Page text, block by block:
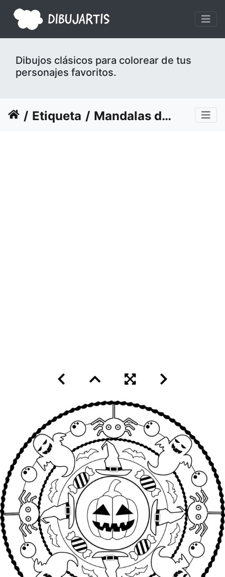
Dibujos clásicos para colorear de tus
personajes favoritos.
Etiqueta Mandalas de Halloween